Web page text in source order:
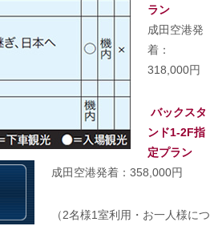
ラン
成田空港発
着：
318,000円
バックスタ
ンド1-2F指
定プラン
成田空港発着：358,000円
（2名様1室利用・お一人様につ